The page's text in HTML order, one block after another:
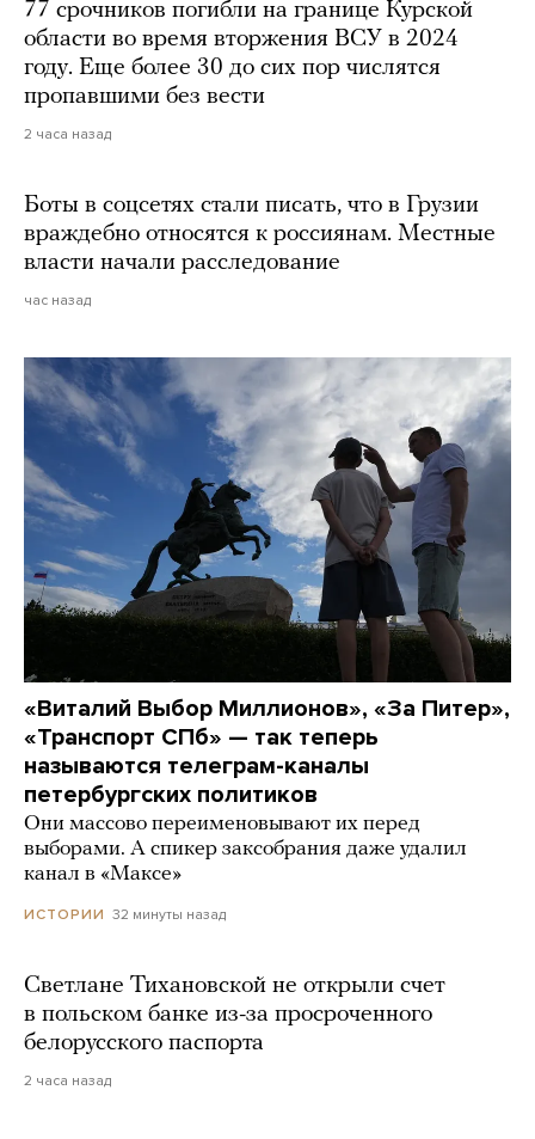
77 срочников погибли на границе Курской
области во время вторжения ВСУ в 2024
году. Еще более 30 до сих пор числятся
пропавшими без вести
2 часа назад
Боты в соцсетях стали писать, что в Грузии
враждебно относятся к россиянам. Местные
власти начали расследование
час назад
«Виталий Выбор Миллионов», «За Питер»,
«Транспорт СПб» — так теперь
называются телеграм-каналы
петербургских политиков
Они массово переименовывают их перед
выборами. А спикер заксобрания даже удалил
канал в «Максе»
ИСТОРИИ 32 минуты назад
Светлане Тихановской не открыли счет
в польском банке из-за просроченного
белорусского паспорта
2 часа назад